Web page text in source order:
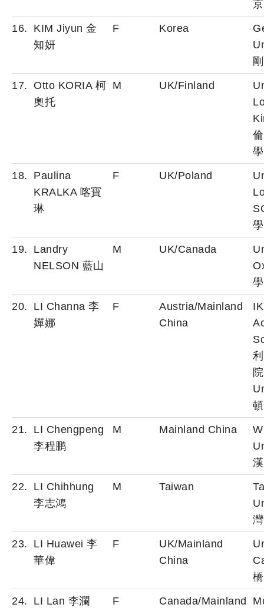
16.
KIM Jiyun 金
知妍
F Korea
17. Otto KORIA 柯
奧托
M UK/Finland
18.
Paulina
KRALKA 喀寶
琳
F UK/Poland
19.
Landry
NELSON 藍山
M UK/Canada
學
20.
LI Channa 李
嬋娜
F
Austria/Mainland
China
21.
LI Chengpeng
李程鹏
M Mainland China
22.
LI Chihhung
李志鴻
M Taiwan
23.
LI Huawei 李
華偉
F
UK/Mainland
China
24. LI Lan 李瀾 F
Canada/Mainland